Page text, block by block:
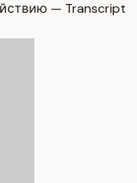
— Transcript